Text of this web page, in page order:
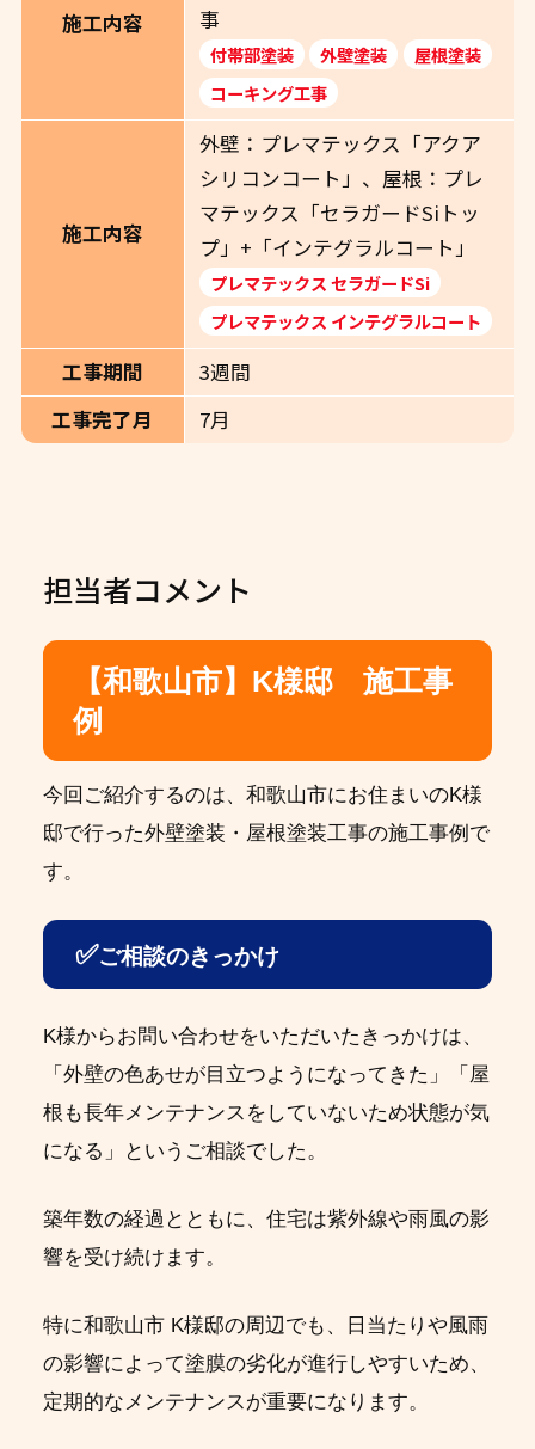
施工内容
事
付帯部塗装 外壁塗装
屋根塗装
コーキング工事
施工内容
外壁：プレマテックス「アクア
シリコンコート」、屋根：プレ
マテックス「セラガードSiトッ
プ」+「インテグラルコート」
プレマテックス セラガードSi
プレマテックス インテグラルコート
工事期間
3週間
工事完了月
7月
担当者コメント
【和歌山市】K様邸 施工事
例
今回ご紹介するのは、和歌山市にお住まいのK様
邸で行った外壁塗装・屋根塗装工事の施工事例で
す。
✅ご相談のきっかけ
K様からお問い合わせをいただいたきっかけは、
「外壁の色あせが目立つようになってきた」「屋
根も長年メンテナンスをしていないため状態が気
になる」というご相談でした。
築年数の経過とともに、住宅は紫外線や雨風の影
響を受け続けます。
特に和歌山市 K様邸の周辺でも、日当たりや風雨
の影響によって塗膜の劣化が進行しやすいため、
定期的なメンテナンスが重要になります。